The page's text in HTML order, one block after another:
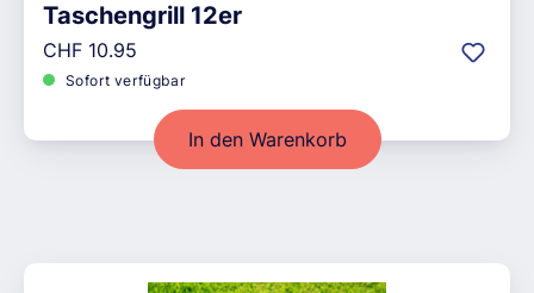
Taschengrill 12er
Regulärer Preis:
CHF 10.95
Sofort verfügbar
In den Warenkorb